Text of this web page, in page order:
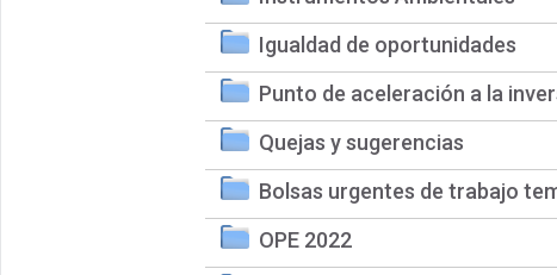
Igualdad de oportunidades
Punto de aceleración a la
Quejas y sugerencias
Bolsas urgentes de trabajo
OPE 2022